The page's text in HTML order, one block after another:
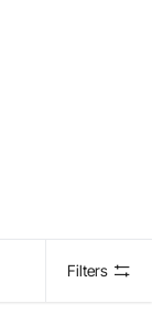
Filters